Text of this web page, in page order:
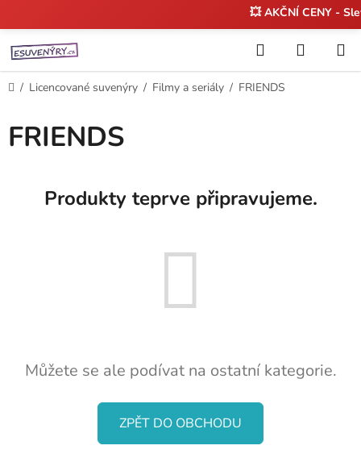
na
obsah
💥 AKČNÍ CENY -
Hledat
KOŠÍK
Domů
/ Licencované suvenýry / Filmy a seriály / FRIENDS
FRIENDS
Produkty teprve připravujeme.
Můžete se ale podívat na ostatní kategorie.
ZPĚT DO OBCHODU